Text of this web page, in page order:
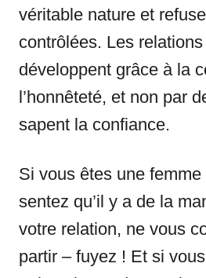
véritable nature et
contrôlées. Les
développent grâce à la
l’honnêteté, et non par
sapent la confiance.
Si vous êtes une
sentez qu’il y a de la
votre relation, ne vous
partir – fuyez ! Et si